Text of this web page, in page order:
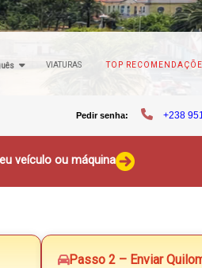
VIATURAS TOP
Pedir senha: +238
veículo ou máquina
Passo 2 – Enviar